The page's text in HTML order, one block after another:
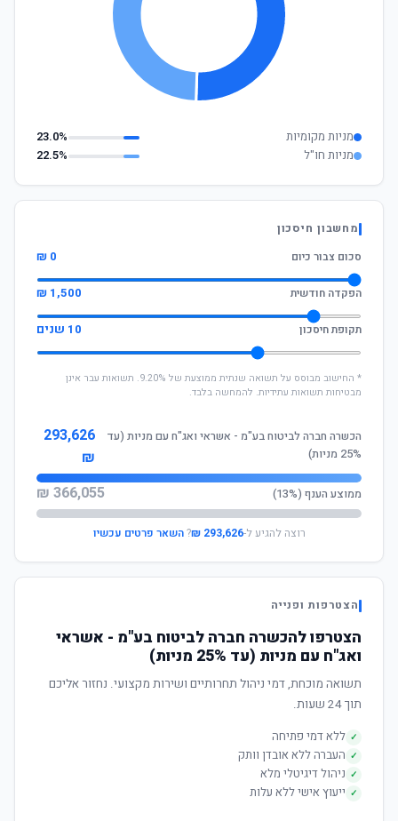
מניות מקומיות
23.0%
מניות חו"ל
22.5%
מחשבון חיסכון
סכום צבור כיום
0 ₪
הפקדה חודשית 1,500 ₪
תקופת חיסכון 10 שנים
* החישוב מבוסס על תשואה שנתית ממוצעת של 9.20%. תשואות עבר אינן
מבטיחות תשואות עתידיות. להמחשה בלבד.
הכשרה חברה לביטוח בע"מ - אשראי ואג"ח עם מניות (עד
25% מניות)
293,626
₪
ממוצע הענף (13%) 366,055 ₪
רוצה להגיע ל-293,626 ₪
?השאר פרטים עכשיו
הצטרפות ופנייה
הצטרפו להכשרה חברה לביטוח בע"מ - אשראי
ואג"ח עם מניות (עד 25% מניות)
תשואה מוכחת, דמי ניהול תחרותיים ושירות מקצועי. נחזור אליכם
תוך 24 שעות.
✓ ללא דמי פתיחה
✓ העברה ללא אובדן וותק
✓ ניהול דיגיטלי מלא
✓ ייעוץ אישי ללא עלות